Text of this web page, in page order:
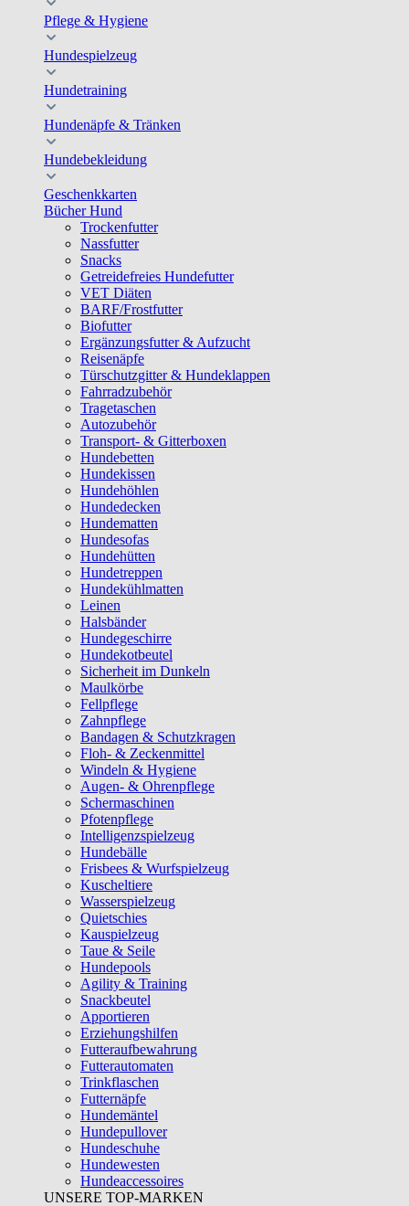
Pflege & Hygiene
Hundespielzeug
Hundetraining
Hundenäpfe & Tränken
Hundebekleidung
Geschenkkarten
Bücher Hund
Trockenfutter
Nassfutter
Snacks
Getreidefreies Hundefutter
VET Diäten
BARF/Frostfutter
Biofutter
Ergänzungsfutter & Aufzucht
Reisenäpfe
Türschutzgitter & Hundeklappen
Fahrradzubehör
Tragetaschen
Autozubehör
Transport- & Gitterboxen
Hundebetten
Hundekissen
Hundehöhlen
Hundedecken
Hundematten
Hundesofas
Hundehütten
Hundetreppen
Hundekühlmatten
Leinen
Halsbänder
Hundegeschirre
Hundekotbeutel
Sicherheit im Dunkeln
Maulkörbe
Fellpflege
Zahnpflege
Bandagen & Schutzkragen
Floh- & Zeckenmittel
Windeln & Hygiene
Augen- & Ohrenpflege
Schermaschinen
Pfotenpflege
Intelligenzspielzeug
Hundebälle
Frisbees & Wurfspielzeug
Kuscheltiere
Wasserspielzeug
Quietschies
Kauspielzeug
Taue & Seile
Hundepools
Agility & Training
Snackbeutel
Apportieren
Erziehungshilfen
Futteraufbewahrung
Futterautomaten
Trinkflaschen
Futternäpfe
Hundemäntel
Hundepullover
Hundeschuhe
Hundewesten
Hundeaccessoires
UNSERE TOP-MARKEN